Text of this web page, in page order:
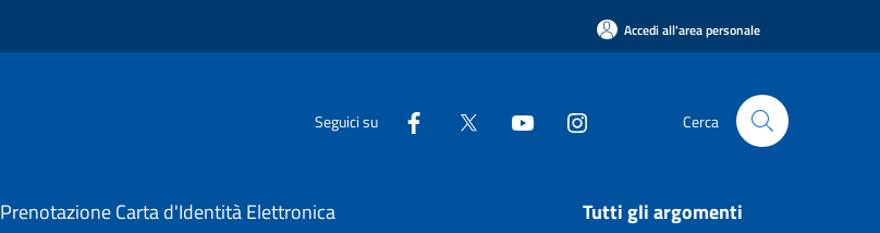
Accedi all'area personale
Seguici su Cerca
Prenotazione Carta d'Identità Elettronica Tutti gli argomenti